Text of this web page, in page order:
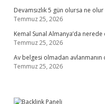
Devamsızlık 5 gün olursa ne olur
Temmuz 25, 2026
Kemal Sunal Almanya’da nerede
Temmuz 25, 2026
Av belgesi olmadan avlanmanın
Temmuz 25, 2026